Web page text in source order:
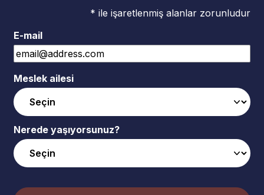
* ile işaretlenmiş alanlar zorunludur
E-mail
Meslek ailesi
Nerede yaşıyorsunuz?